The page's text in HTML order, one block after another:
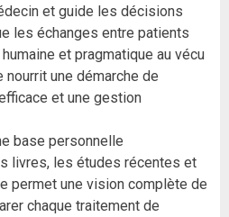
et guide les décisions
les échanges entre patients
et pragmatique au vécu
nourrit une démarche de
et une gestion
base personnelle
livres, les études récentes et
permet une vision complète de
chaque traitement de